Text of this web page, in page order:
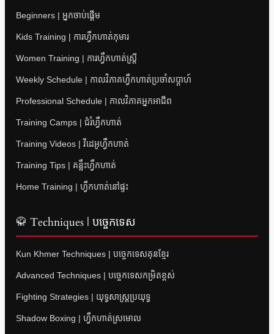
Beginners | អ្នកចាប់ផ្តើម
Kids Training | ការហ្វឹកហាត់កុមារ
Women Training | ការហ្វឹកហាត់ស្ត្រី
Weekly Schedule | កាលវិភាគហ្វឹកហាត់ប្រចាំសប្តាហ៍
Professional Schedule | កាលវិភាគអ្នកអាជីព
Training Camps | ជំរំហ្វឹកហាត់
Training Videos | វីដេអូហ្វឹកហាត់
Training Tips | គន្លឹះហ្វឹកហាត់
Home Training | ហ្វឹកហាត់នៅផ្ទះ
🥋 Techniques | បច្ចេកទេស
Kun Khmer Techniques | បច្ចេកទេសគុនខ្មែរ
Advanced Techniques | បច្ចេកទេសកម្រិតខ្ពស់
Fighting Strategies | យុទ្ធសាស្ត្រប្រយុទ្ធ
Shadow Boxing | ហ្វឹកហាត់ស្រមោល